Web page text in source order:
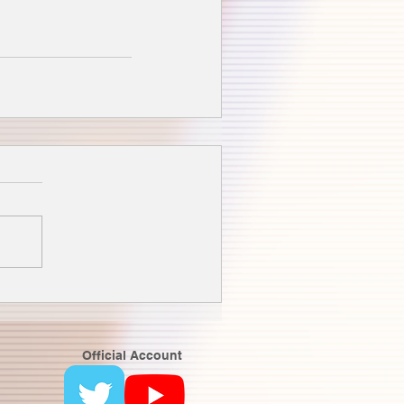
Official Account